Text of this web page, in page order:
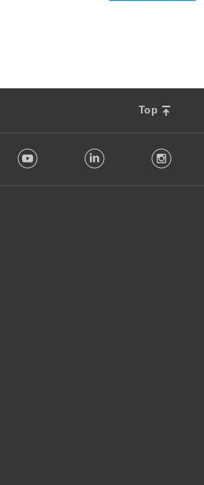
Top
Youtube LinkedIn